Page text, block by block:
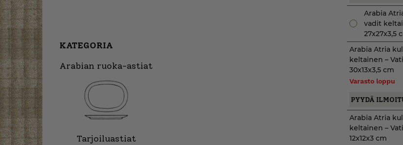
KATEGORIA
Arabian ruoka-astiat
Tarjoiluastiat
Arabia
vadit
27x27x3,5
Arabia Atria
keltainen –
30x13x3,5 cm
Varasto loppu
PYYDÄ
Arabia Atria
keltainen –
12x12x3 cm